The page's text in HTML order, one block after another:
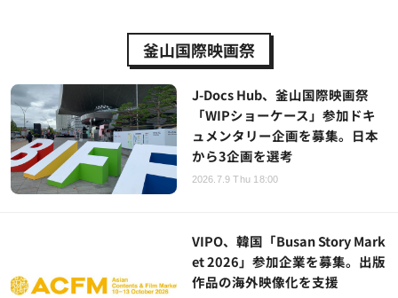
釜山国際映画祭
J-Docs Hub、釜山国際映画祭
「WIPショーケース」参加ドキ
ュメンタリー企画を募集。日本
から3企画を選考
2026.7.9 Thu 18:00
VIPO、韓国「Busan Story Mark
et 2026」参加企業を募集。出版
作品の海外映像化を支援